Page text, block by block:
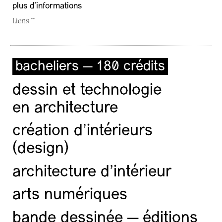
plus d'informations
Liens ""
bacheliers — 180 crédits
dessin et technologie
en architecture
création d'intérieurs
(design)
architecture d’intérieur
arts numériques
bande dessinée — éditions